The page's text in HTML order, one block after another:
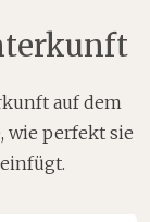
auf dem
wie perfekt sie